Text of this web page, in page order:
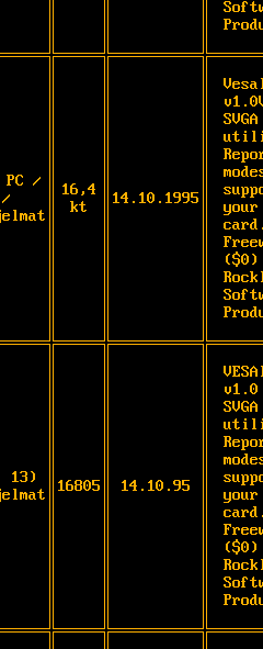
/
/
16,4
kt
14.10.1995
SVGA
your
($0)
13)
16805 14.10.95
v1.0
SVGA
your
($0)